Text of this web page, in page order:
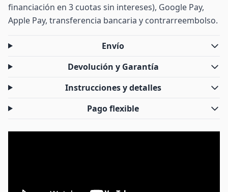
financiación en 3 cuotas sin intereses), Google Pay,
Apple Pay, transferencia bancaria y contrarreembolso.
Envío
Devolución y Garantía
Instrucciones y detalles
Pago flexible